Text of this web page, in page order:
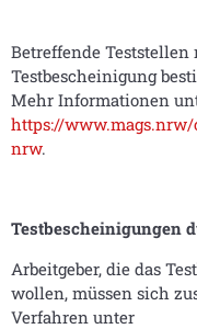
Betreffende
Testbescheinigung
Mehr Informationen
https://
nrw.
Testbescheinigungen
Arbeitgeber, die das
wollen, müssen sich
Verfahren unter